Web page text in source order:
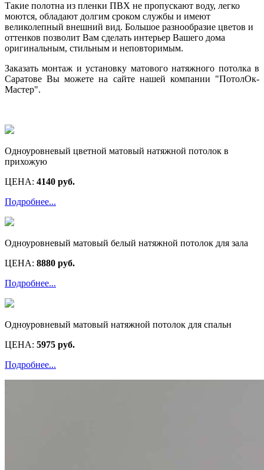
Такие полотна из пленки ПВХ не пропускают воду, легко
моются, обладают долгим сроком службы и имеют
великолепный внешний вид. Большое разнообразие цветов и
оттенков позволит Вам сделать интерьер Вашего дома
оригинальным, стильным и неповторимым.
Заказать монтаж и установку матового натяжного потолка в
Саратове Вы можете на сайте нашей компании "ПотолОк-
Мастер".
Одноуровневый цветной матовый натяжной потолок в
прихожую
ЦЕНА: 4140 руб.
Подробнее...
Одноуровневый матовый белый натяжной потолок для зала
ЦЕНА: 8880 руб.
Подробнее...
Одноуровневый матовый натяжной потолок для спальн
ЦЕНА: 5975 руб.
Подробнее...